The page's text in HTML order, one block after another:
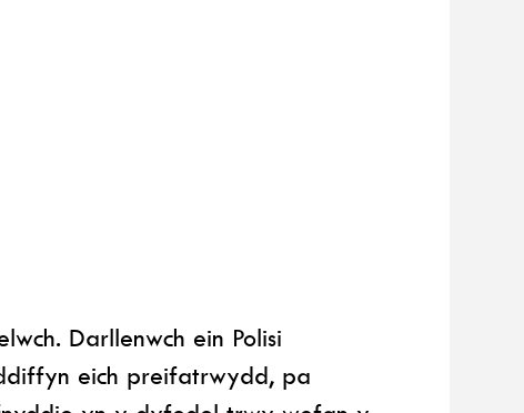
Darllenwch ein Polisi
eich preifatrwydd, pa